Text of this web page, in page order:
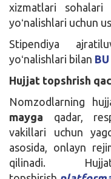
xizmatlari sohalari
yoʻnalishlari uchun
Stipendiya
yoʻnalishlari bilan
Hujjat topshrish
Nomzodlarning
mayga qadar,
vakillari uchun
asosida, onlayn
qilinadi.